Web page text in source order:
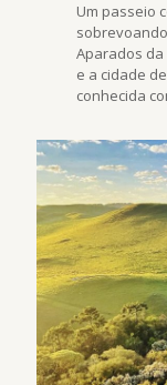
Um passeio
Aparados
e a cidade
conhecida